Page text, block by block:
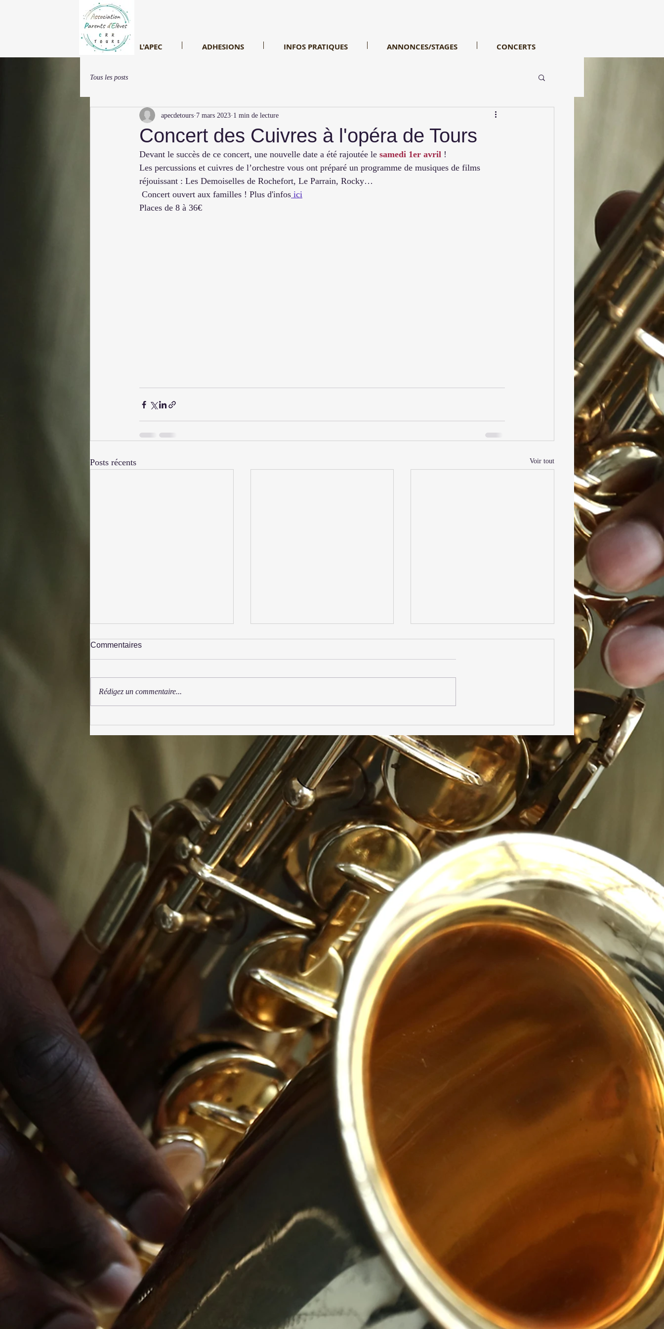
L'APEC ADHESIONS INFOS PRATIQUES ANNONCES/STAGES CONCERTS
Tous les posts
Concert des Cuivres à l'opéra de Tours
apecdetours 7 mars 2023 1 min de lecture
Devant le succès de ce concert, une nouvelle date a été rajoutée le samedi 1er avril !
Les percussions et cuivres de l’orchestre vous ont préparé un programme de musiques de films
réjouissant : Les Demoiselles de Rochefort, Le Parrain, Rocky…
Concert ouvert aux familles ! Plus d'infos ici
Places de 8 à 36€
Posts récents Voir tout
Festival Syrinx 2025
Commentaires
Rédigez un commentaire...